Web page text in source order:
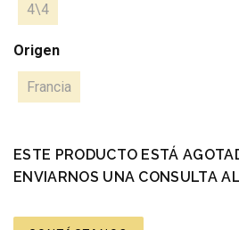
4\4
Origen
Francia
ESTE PRODUCTO ESTÁ
ENVIARNOS UNA CONSULTA